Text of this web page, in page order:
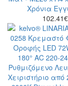
102.41€